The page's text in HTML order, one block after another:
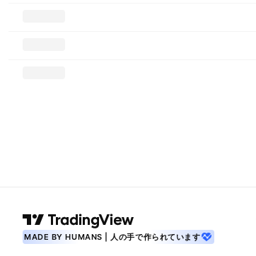
MADE BY HUMANS | 人の手で作られています